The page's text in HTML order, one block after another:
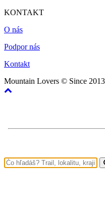
KONTAKT
O nás
Podpor nás
Kontakt
Mountain Lovers © Since